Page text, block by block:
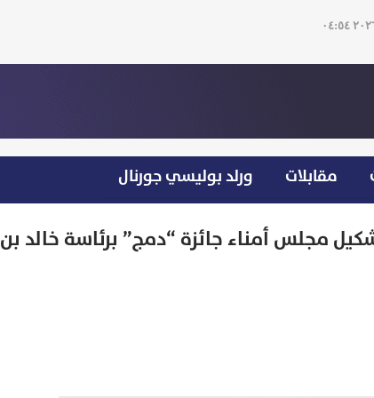
مقابلات ورلد بوليسي جورنال
مجلس أمناء جائزة “دمج” برئاسة خالد بن